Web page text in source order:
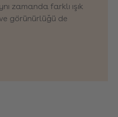
zamanda farklı ışık
görünürlüğü de